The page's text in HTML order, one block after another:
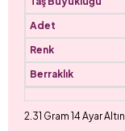
2.31 Gram 14 Ayar Altın